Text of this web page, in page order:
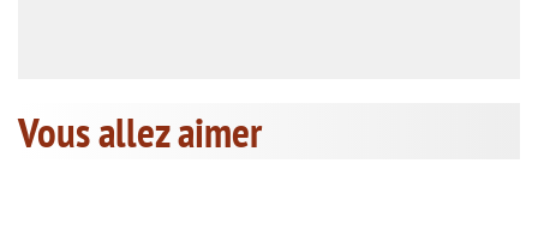
Vous allez aimer